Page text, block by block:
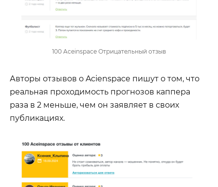
100 Aceinspace Отрицательный отзыв
Авторы отзывов о Acienspace пишут о том, что
реальная проходимость прогнозов каппера
раза в 2 меньше, чем он заявляет в своих
публикациях.